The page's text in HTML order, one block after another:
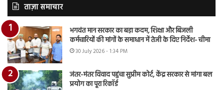
ताज़ा समाचार
भगवंत मान सरकार का बड़ा कदम, शिक्षा और बिजली
कर्मचारियों की मांगों के समाधान में तेजी के दिए निर्देश- चीमा
30 July 2026 - 1:34 PM
जंतर-मंतर विवाद पहुंचा सुप्रीम कोर्ट, केंद्र सरकार से मांगा बल
प्रयोग का पूरा रिकॉर्ड